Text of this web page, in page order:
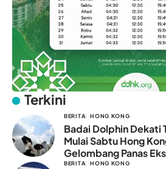
Terkini
BERITA HONG KONG
Badai Dolphin Dekati
Mulai Sabtu Hong
Gelombang Panas
BERITA HONG KONG